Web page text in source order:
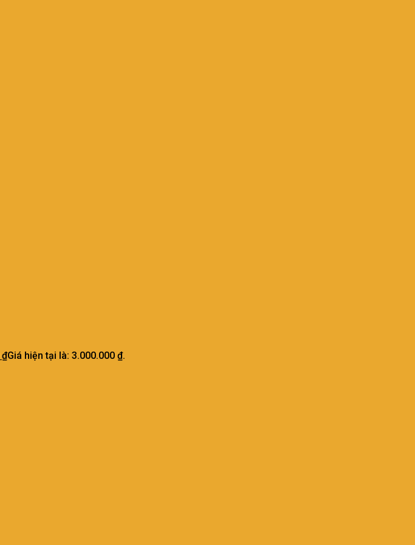
₫Giá hiện tại là: 3.000.000 ₫.